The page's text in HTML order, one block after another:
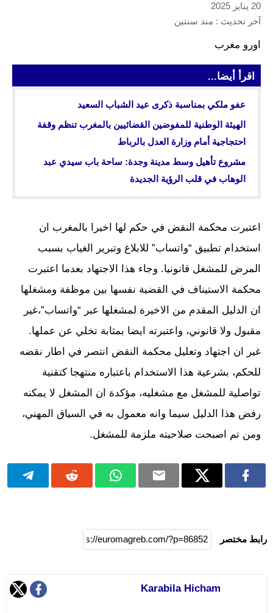
20 يناير 2025
آخر تحديث : منذ سنتين
اورو مغرب
اقرأ أيضا...
عفو ملكي بمناسبة ذكرى عيد الشباب السعيد
الهيئة الوطنية للمفوضين القضائيين بالمغرب تنظم وقفة
احتجاجية أمام وزارة العدل بالرباط
مشروع تأهيل وسط مدينة وجدة: ساحة باب سيدي عبد
الوهاب في قلب الرؤية الجديدة
اعتبرت محكمة النقض في حكم لها اخيرا بالمغرب ان
استخدام تطبيق “واتساب” للابلاغ وتبرير الغياب بسبب
المرض للمشغل قانونيا. وجاء هذا الاجتهاد بعدما اعتبرت
محكمة الاستيناف في القضية نفسها بين موظفة ومشغلها
ان الدليل المقدم من الاخيرة لمشغلها عبر “واتساب”،غير
مقبول ولا قانوني، واعتبرته ايضا بمثابة تخلي عن عملها.
غير ان اجتهاد وتعليل محكمة النقض انتصر في اطار نقضه
للحكم، بشرعية هذا الاستخدام باعتباره منتهجا كتقنية
تواصلية للمشغل مع مشغليه، مؤكدة ان المشغل لا يمكنه
رفض هذا الدليل سيما وانه معمول به في السياق المهني،
ومن تم اصبحت صلاحيته ملزمة للمشغل.
رابط مختصر
Karabila Hicham